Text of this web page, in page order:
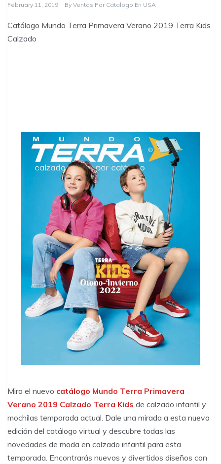
February 11, 2019 By Ventas Por Catalogo En USA
Catálogo Mundo Terra Primavera Verano 2019 Terra Kids
Calzado
Mira el nuevo catálogo Mundo Terra Primavera
Verano 2019 Calzado Terra Kids de calzado infantil y
mochilas temporada actual. Dale una mirada a esta nueva
edición del catálogo virtual y descubre todas las
novedades de moda en calzado infantil para esta
temporada. Encontrarás nuevos y divertidos diseños con